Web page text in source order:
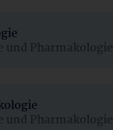
Pharmakologie
Pharmakologie